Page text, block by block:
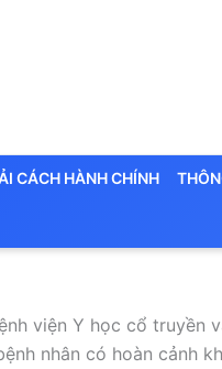
CÁCH HÀNH CHÍNH
viện Y học cổ truyền
nhân có hoàn cảnh